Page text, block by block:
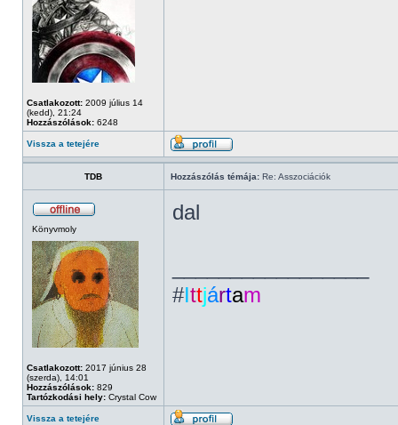
Csatlakozott: 2009 július 14
(kedd), 21:24
Hozzászólások: 6248
Vissza a tetejére
TDB Hozzászólás témája: Re: Asszociációk
Könyvmoly
Csatlakozott: 2017 június 28
(szerda), 14:01
Hozzászólások: 829
Tartózkodási hely: Crystal Cow
dal
#Ittjártam
Vissza a tetejére